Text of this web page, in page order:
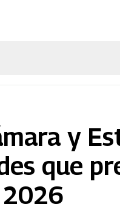
y
que
2026